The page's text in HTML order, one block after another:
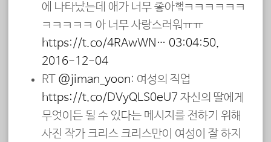
에 나타났는데 애가 너무 좋아햌ㅋㅋㅋㅋㅋㅋ
ㅋㅋㅋㅋㅋ 아 너무 사랑스러워ㅠㅠ
https://t.co/4RAwWN… 03:04:50,
2016-12-04
RT @jiman_yoon: 여성의 직업
https://t.co/DVyQLS0eU7 자신의 딸에게
무엇이든 될 수 있다는 메시지를 전하기 위해
사진 작가 크리스 크리스만이 여성이 잘 하지